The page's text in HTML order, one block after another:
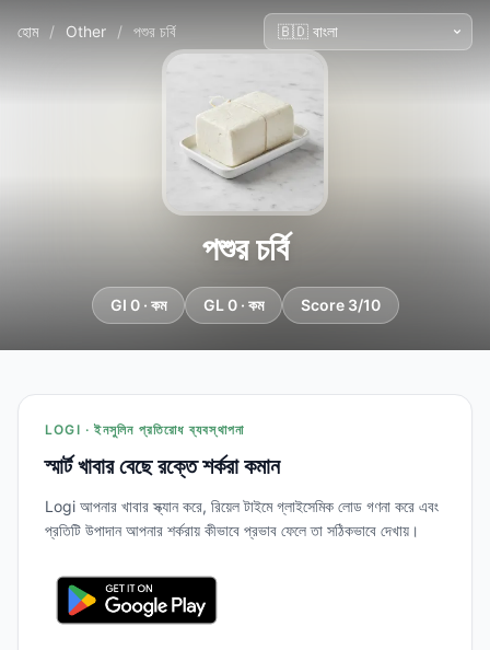
হোম / Other / পশুর চর্বি
পশুর চর্বি
GI 0 · কম GL 0 · কম Score 3/10
LOGI · ইনসুলিন প্রতিরোধ ব্যবস্থাপনা
স্মার্ট খাবার বেছে রক্তে শর্করা কমান
Logi আপনার খাবার স্ক্যান করে, রিয়েল টাইমে গ্লাইসেমিক লোড গণনা করে এবং
প্রতিটি উপাদান আপনার শর্করায় কীভাবে প্রভাব ফেলে তা সঠিকভাবে দেখায়।